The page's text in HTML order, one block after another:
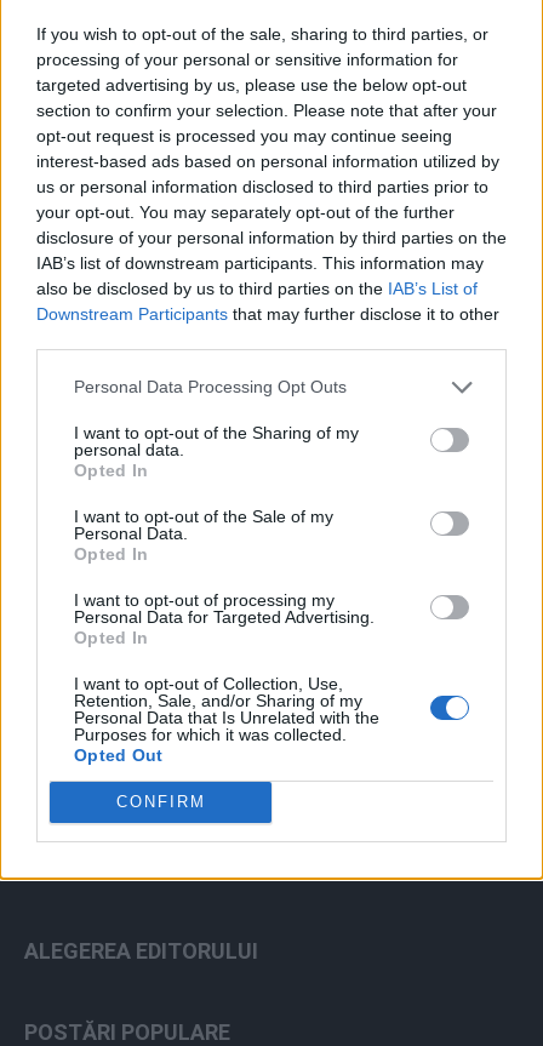
If you wish to opt-out of the sale, sharing to third parties, or
processing of your personal or sensitive information for
targeted advertising by us, please use the below opt-out
section to confirm your selection. Please note that after your
opt-out request is processed you may continue seeing
interest-based ads based on personal information utilized by
us or personal information disclosed to third parties prior to
your opt-out. You may separately opt-out of the further
disclosure of your personal information by third parties on the
IAB’s list of downstream participants. This information may
also be disclosed by us to third parties on the IAB’s List of
Downstream Participants that may further disclose it to other
Personal Data Processing Opt Outs
I want to opt-out of the Sharing of my
personal data.
Opted In
I want to opt-out of the Sale of my
Personal Data.
Opted In
I want to opt-out of processing my
Personal Data for Targeted Advertising.
Opted In
I want to opt-out of Collection, Use,
Retention, Sale, and/or Sharing of my
Personal Data that Is Unrelated with the
Purposes for which it was collected.
Opted Out
CONFIRM
Acțiunea Conservatoare (Târziu)
PDF (Lazarus)
PUSL (D. Voiculescu)
PNȚCD (Pavelescu)
PNCR (Terheș)
Partidul Patrioților (Surugiu)
FAR (Coarnă)
România pe Primul Loc (Ponta)
Altul
Arhiva sondajelor
ad
ALEGEREA EDITORULUI
POSTĂRI POPULARE